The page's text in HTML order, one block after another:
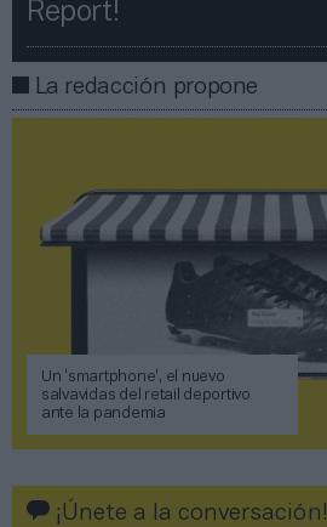
Report!​​
La redacción propone
Un ‘smartphone’, el nuevo
salvavidas del retail deportivo
ante la pandemia
¡Únete a la conversación!